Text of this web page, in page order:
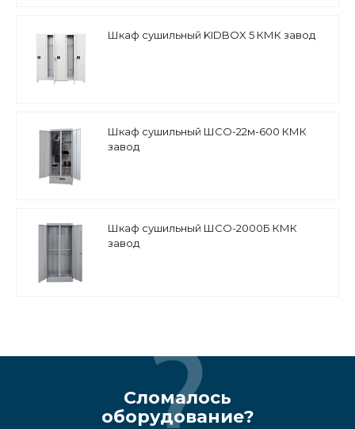
Шкаф сушильный KIDBOX 5 КМК завод
Шкаф сушильный ШСО-22м-600 КМК
завод
Шкаф сушильный ШСО-2000Б КМК
завод
Сломалось
оборудование?